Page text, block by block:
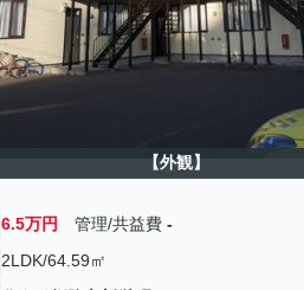
【外観】
6.5万円 管理/共益費 -
2LDK/64.59㎡